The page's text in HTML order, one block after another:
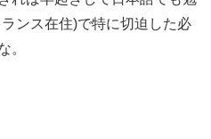
ンス在住)で特に切迫した必
。